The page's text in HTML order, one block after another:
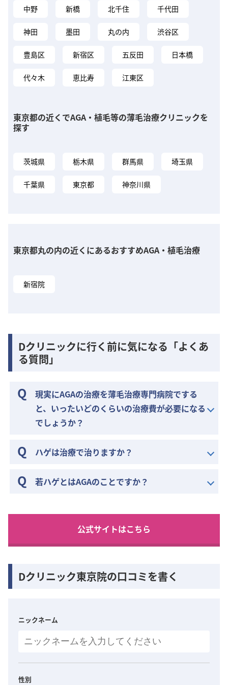
中野 新橋 北千住 千代田
神田 墨田 丸の内 渋谷区
豊島区 新宿区 五反田 日本橋
代々木 恵比寿 江東区
東京都の近くでAGA・植毛等の薄毛治療クリニックを
探す
茨城県 栃木県 群馬県 埼玉県
千葉県 東京都 神奈川県
東京都丸の内の近くにあるおすすめAGA・植毛治療
新宿院
Dクリニックに行く前に気になる「よくあ
る質問」
現実にAGAの治療を薄毛治療専門病院でする
と、いったいどのくらいの治療費が必要になる
でしょうか？
ハゲは治療で治りますか？
若ハゲとはAGAのことですか？
公式サイトはこちら
Dクリニック東京院の口コミを書く
ニックネーム
性別